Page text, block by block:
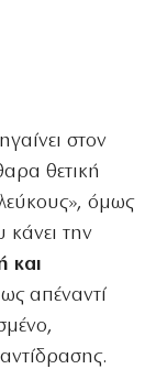
στον
θετική
όμως
κάνει την
και
απέναντί